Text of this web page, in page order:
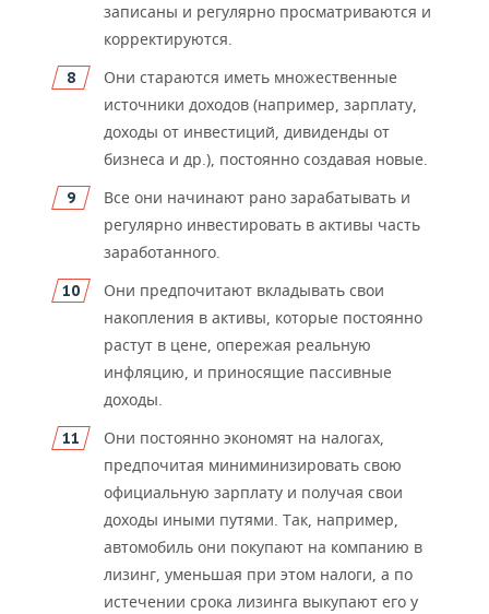
записаны и регулярно просматриваются и
корректируются.
Они стараются иметь множественные
источники доходов (например, зарплату,
доходы от инвестиций, дивиденды от
бизнеса и др.), постоянно создавая новые.
Все они начинают рано зарабатывать и
регулярно инвестировать в активы часть
заработанного.
Они предпочитают вкладывать свои
накопления в активы, которые постоянно
растут в цене, опережая реальную
инфляцию, и приносящие пассивные
доходы.
Они постоянно экономят на налогах,
предпочитая миниминизировать свою
официальную зарплату и получая свои
доходы иными путями. Так, например,
автомобиль они покупают на компанию в
лизинг, уменьшая при этом налоги, а по
истечении срока лизинга выкупают его у